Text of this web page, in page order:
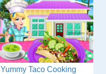
Yummy Taco Cooking